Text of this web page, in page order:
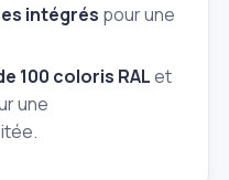
intégrés pour une
100 coloris RALet
une